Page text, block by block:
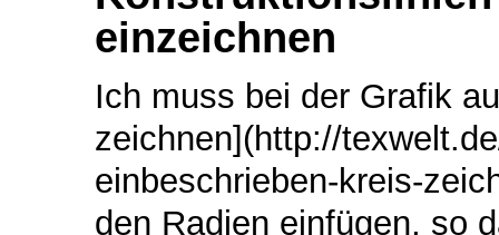
einzeichnen
Ich muss bei der Grafik
zeichnen](http://
einbeschrieben-kreis-
den Radien einfügen, so